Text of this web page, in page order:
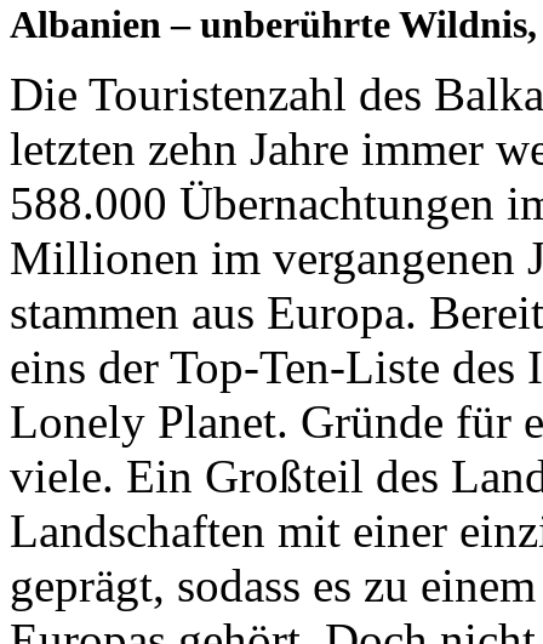
Albanien – unberührte
Die Touristenzahl des
letzten zehn Jahre immer
588.000 Übernachtungen
Millionen im vergangenen
stammen aus Europa.
eins der Top-Ten-Liste
Lonely Planet. Gründe für
viele. Ein Großteil des
Landschaften mit einer
geprägt, sodass es zu